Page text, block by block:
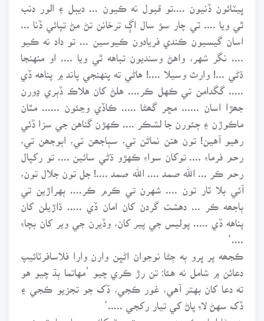
ڀيٽائون ڏنيون ....تو قبول نه ڪيون ... ديبل ۽ الور دنب
ٿي ويا .... ٽي چار سؤ سال اڳ ترخانن تڻ مڻ تپائي ڏنا ...
اسان گيسيون ڪندي فريادون ڪيوسين ... تو داد نه ڪيو
.... نگر شهر، واهڻ وسنديون تباهه ٿي ويا .... او منهنجا
ڌڻي ...! وارث وسيلا ....! هاڻي ته پنهنجي پاند ۾ پناهه ڏي
..... گگدامن تي ڪهل ڪر.... هلڻ کان هلاڪ ڏٻري ڍورن
جھڙا اسان ...... مڇر گھڻا ..... ڪاڏي وڃئون ...... مٿان
ماڪوڙن ۽ ڄئورن جا لشڪر .... ڪهڙن گناهن جي سزا ڏئي
رهيو آهين! تون هنن نماڻن تي، سٻاجھن تي، اٻوجھن تي،
رحم فرماءِ .... توکان سواءِ ڪهڙو ڌڻي سائين .... تو رکپال
رحم ڪر ... الله صمد .... الله صمد ....! جل تون جلال تون،
آئي بلا ٽار تون .... شهرن تي ڪرم ڪر.... ٻهراڙين تي
ٻاجھه ڪر ... دهشت گردن کان امان ڏي ..... ڌاڙيلن کان
پناهه ڏي ..... پوليس جي پير کان، وڏيرن جي وير کان بچاءِ
....‘
ڪجھه پر ڀرو ٻه ڄڻا نوجوان اڻڀن وارن وارا فلاسافرٽائيپ
دعائن ۾ شامل نه هئا: تن رڙ ڪري چيو ’مهاتما ٻڌ چيو هو
ته دعا کان بهتر آهي، غور ڪجي، ڏک جو تجزيو ڪجي ۽
ڏک سهڻ لاءِ پاڻ کي تيار رکجي .....‘
ٻه ڄڻا اڃان ڪجھه پر ڀرو وٽ سٽ کائي رهيا هيا، تن زور